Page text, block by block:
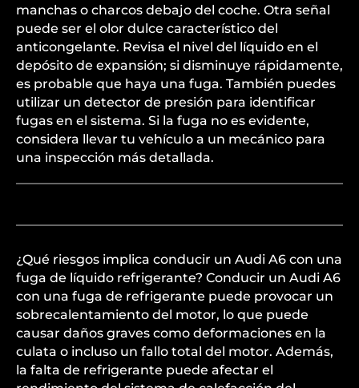
manchas o charcos debajo del coche. Otra señal
puede ser el olor dulce característico del
anticongelante. Revisa el nivel del líquido en el
depósito de expansión; si disminuye rápidamente,
es probable que haya una fuga. También puedes
utilizar un detector de presión para identificar
fugas en el sistema. Si la fuga no es evidente,
considera llevar tu vehículo a un mecánico para
una inspección más detallada.
¿Qué riesgos implica conducir un Audi A6 con una
fuga de líquido refrigerante? Conducir un Audi A6
con una fuga de refrigerante puede provocar un
sobrecalentamiento del motor, lo que puede
causar daños graves como deformaciones en la
culata o incluso un fallo total del motor. Además,
la falta de refrigerante puede afectar el